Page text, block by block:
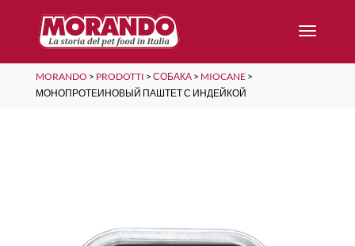
MORANDO > PRODOTTI > СОБАКА> MIOCANE>
МОНОПРОТЕИНОВЫЙ ПАШТЕТ С ИНДЕЙКОЙ